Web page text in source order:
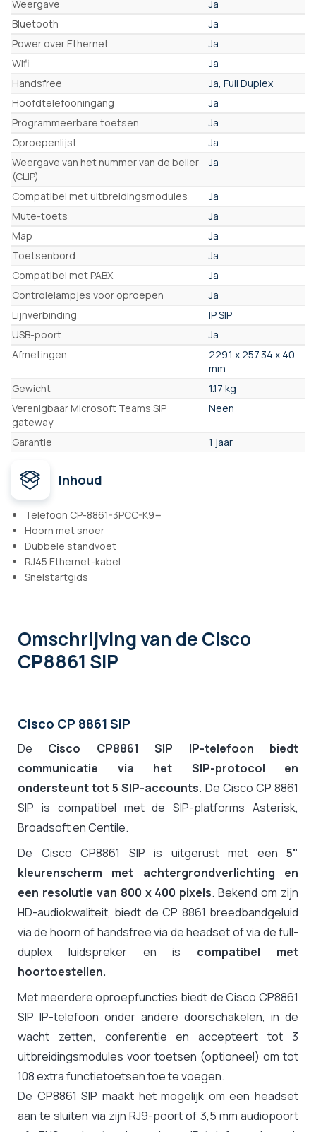
Weergave
Ja
Bluetooth
Ja
Power over Ethernet
Ja
Wifi
Ja
Handsfree
Ja, Full Duplex
Hoofdtelefooningang
Ja
Programmeerbare toetsen
Ja
Oproepenlijst
Ja
Weergave van het nummer van de beller
(CLIP)
Ja
Compatibel met uitbreidingsmodules
Ja
Mute-toets
Ja
Map
Ja
Toetsenbord
Ja
Compatibel met PABX
Ja
Controlelampjes voor oproepen
Ja
Lijnverbinding
IP SIP
USB-poort
Ja
Afmetingen
229.1 x 257.34 x 40
mm
Gewicht
1.17 kg
Verenigbaar Microsoft Teams SIP
gateway
Neen
Garantie 1 jaar
Inhoud
Telefoon CP-8861-3PCC-K9=
Hoorn met snoer
Dubbele standvoet
RJ45 Ethernet-kabel
Snelstartgids
Omschrijvingvan de Cisco
CP8861 SIP
Cisco CP 8861 SIP
De Cisco CP8861 SIP IP-telefoon biedt
communicatie via het SIP-protocol en
ondersteunt tot 5 SIP-accounts. De Cisco CP 8861
SIP is compatibel met de SIP-platforms Asterisk,
Broadsoft en Centile.
De Cisco CP8861 SIP is uitgerust met een 5"
kleurenscherm met achtergrondverlichting en
een resolutie van 800 x 400 pixels. Bekend om zijn
HD-audiokwaliteit, biedt de CP 8861 breedbandgeluid
via de hoorn of handsfree via de headset of via de full-
duplex luidspreker en is compatibel met
hoortoestellen.
Met meerdere oproepfuncties biedt de Cisco CP8861
SIP IP-telefoon onder andere doorschakelen, in de
wacht zetten, conferentie en accepteert tot 3
uitbreidingsmodules voor toetsen (optioneel) om tot
108 extra functietoetsen toe te voegen.
De CP8861 SIP maakt het mogelijk om een headset
aan te sluiten via zijn RJ9-poort of 3,5 mm audiopoort